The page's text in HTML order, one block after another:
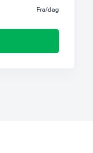
Fra/dag